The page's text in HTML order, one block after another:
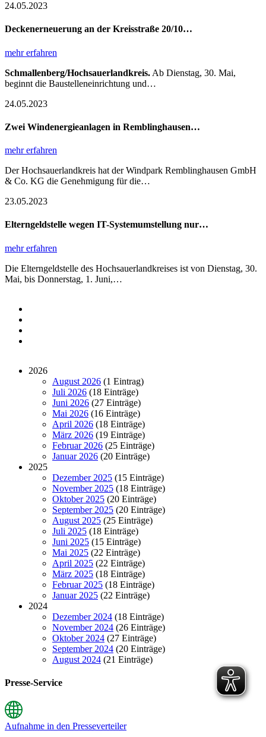
24.05.2023
Deckenerneuerung an der Kreisstraße 20/10…
mehr erfahren
Schmallenberg/Hochsauerlandkreis. Ab Dienstag, 30. Mai,
beginnt die Baustelleneinrichtung und…
24.05.2023
Zwei Windenergieanlagen in Remblinghausen…
mehr erfahren
Der Hochsauerlandkreis hat der Windpark Remblinghausen GmbH
& Co. KG die Genehmigung für die…
23.05.2023
Elterngeldstelle wegen IT-Systemumstellung nur…
mehr erfahren
Die Elterngeldstelle des Hochsauerlandkreises ist von Dienstag, 30.
Mai, bis Donnerstag, 1. Juni,…
2026
August 2026 (1 Eintrag)
Juli 2026 (18 Einträge)
Juni 2026 (27 Einträge)
Mai 2026 (16 Einträge)
April 2026 (18 Einträge)
März 2026 (19 Einträge)
Februar 2026 (25 Einträge)
Januar 2026 (20 Einträge)
2025
Dezember 2025 (15 Einträge)
November 2025 (18 Einträge)
Oktober 2025 (20 Einträge)
September 2025 (20 Einträge)
August 2025 (25 Einträge)
Juli 2025 (18 Einträge)
Juni 2025 (15 Einträge)
Mai 2025 (22 Einträge)
April 2025 (22 Einträge)
März 2025 (18 Einträge)
Februar 2025 (18 Einträge)
Januar 2025 (22 Einträge)
2024
Dezember 2024 (18 Einträge)
November 2024 (26 Einträge)
Oktober 2024 (27 Einträge)
September 2024 (20 Einträge)
August 2024 (21 Einträge)
Presse-Service
Aufnahme in den Presseverteiler